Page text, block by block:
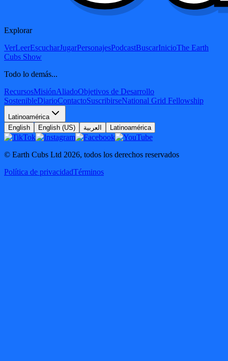
Explorar
VerLeerEscucharJugarPersonajesPodcastBuscarInicioThe Earth
Cubs Show
Todo lo demás...
RecursosMisiónAliadoObjetivos de Desarrollo
SostenibleDiarioContactoSuscribirseNational Grid Fellowship
Latinoamérica
English
English (US) العربية Latinoamérica
© Earth Cubs Ltd 2026, todos los derechos reservados
Política de privacidadTérminos